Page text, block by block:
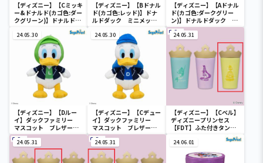
【ディズニー】【Cミッキ
ー&ドナルド(カゴ色:ダー
クグリーン)】ドナルドダ
ック ミニメッシュカゴ
【ディズニー】【Bドナル
ド(カゴ色:レッド)】ドナ
ルドダック ミニメッシ
【ディズニー】【Aドナル
ド(カゴ色:ダークグリー
ン)】ドナルドダック ミ
ニメッシュカゴ
24.05.30
【ディズニー】【Dルー
イ】ダックファミリー
マスコット ブレザーコ
スチューム
24.05.30
【ディズニー】【Cデュー
イ】ダックファミリー
マスコット ブレザーコ
スチューム
24.05.31
【ディズニー】【Cベル】
ディズニープリンセス
【FDT】ふた付きタンブ
24.05.31 24.05.31 24.06.01